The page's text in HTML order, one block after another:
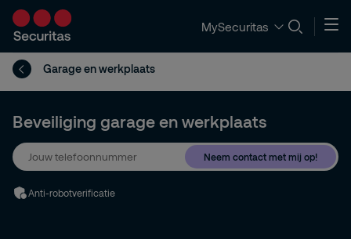
MySecuritas
Garage en werkplaats
Beveiliging garage en werkplaats
Neem contact met mij op!
Anti-robotverificatie